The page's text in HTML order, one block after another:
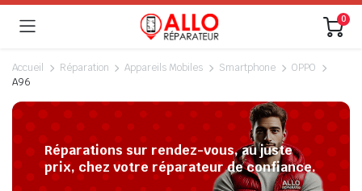
0
Accueil Réparation Appareils Mobiles Smartphone
OPPO
A96
Réparations sur rendez-vous, au juste
prix, chez votre réparateur de confiance.